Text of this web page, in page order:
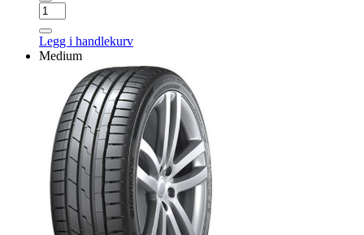
GENERAL
GRABBER
UHP
antall
Legg i handlekurv
Medium